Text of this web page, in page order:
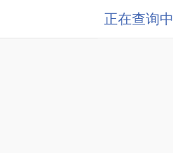
正在查询中